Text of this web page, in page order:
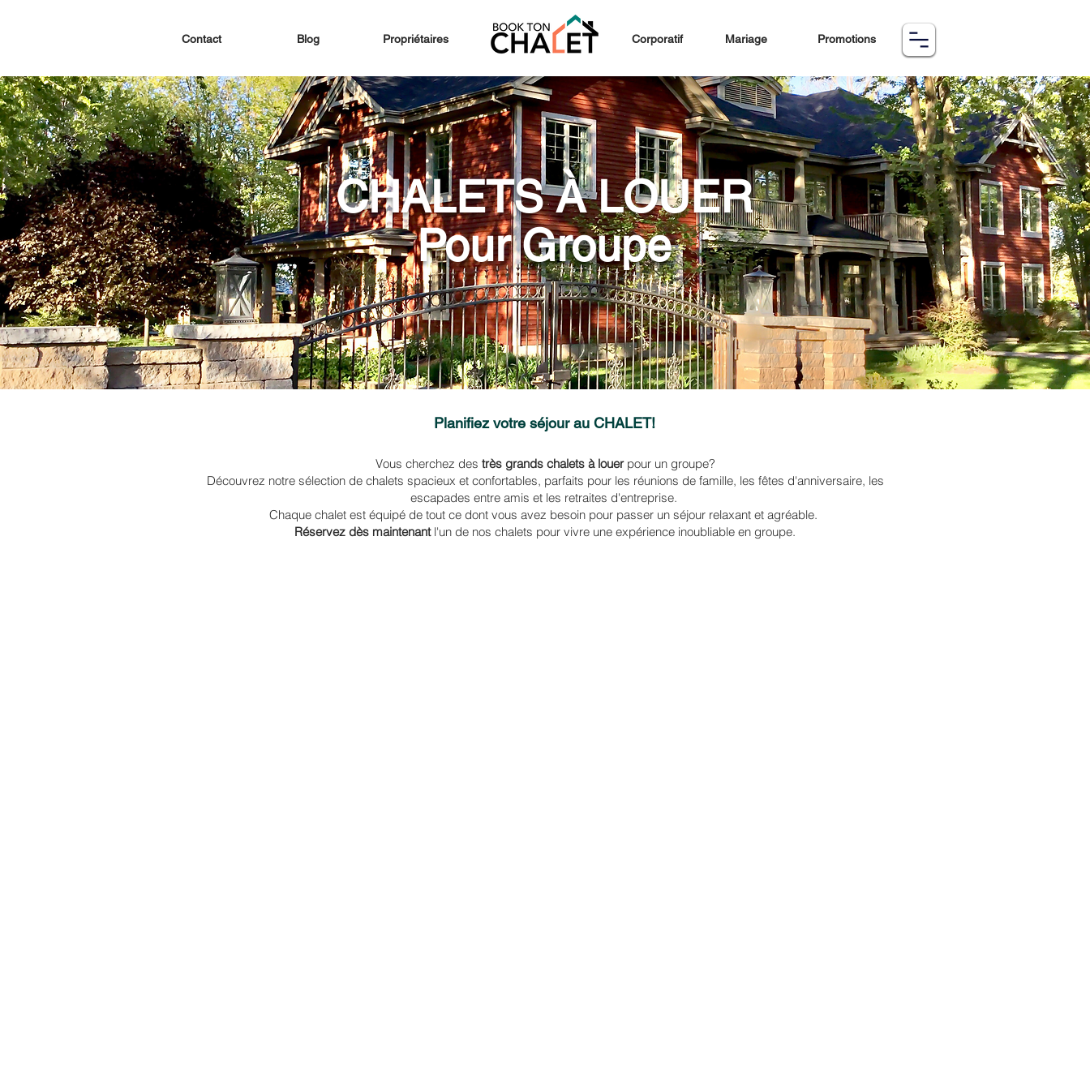
Contact Blog Propriétaires Corporatif Mariage Promotions
CHALETS À LOUER
Pour Groupe
Planifiez votre séjour au CHALET!
Vous cherchez des très grands chalets à louerpour un groupe?
Découvrez notre sélection de chalets spacieux et confortables, parfaits pour les réunions de famille, les fêtes d'anniversaire, les
escapades entre amis et les retraites d'entreprise.
Chaque chalet est équipé de tout ce dont vous avez besoin pour passer un séjour relaxant et agréable.
Réservez dès maintenantl'un de nos chalets pour vivre une expérience inoubliable en groupe.